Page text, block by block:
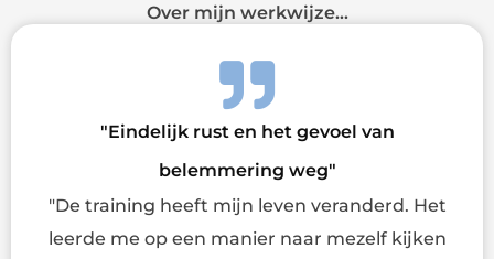
Over mijn werkwijze...
"Eindelijk rust en het gevoel van
belemmering weg"
"De training heeft mijn leven veranderd. Het
leerde me op een manier naar mezelf kijken